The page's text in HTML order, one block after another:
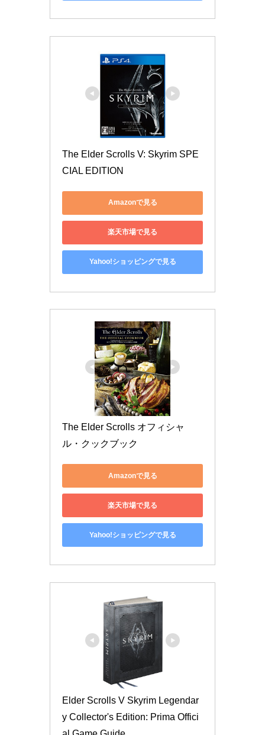
The Elder Scrolls V: Skyrim SPE
CIAL EDITION
Amazonで見る
楽天市場で見る
Yahoo!ショッピングで見る
The Elder Scrolls オフィシャ
ル・クックブック
Amazonで見る
楽天市場で見る
Yahoo!ショッピングで見る
Elder Scrolls V Skyrim Legendar
y Collector's Edition: Prima Offici